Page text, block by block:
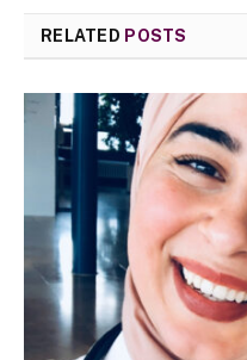
RELATED POSTS